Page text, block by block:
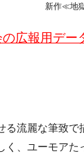
新作≪地
広報用デー
流麗な筆致で
、ユーモア